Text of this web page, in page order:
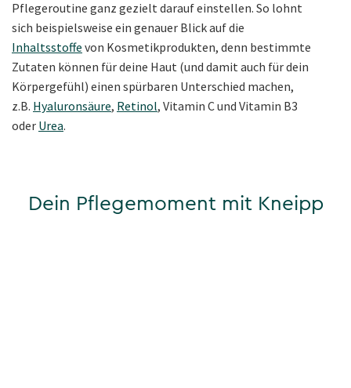
Pflegeroutine ganz gezielt darauf einstellen. So lohnt
sich beispielsweise ein genauer Blick auf die
Inhaltsstoffe von Kosmetikprodukten, denn bestimmte
Zutaten können für deine Haut (und damit auch für dein
Körpergefühl) einen spürbaren Unterschied machen,
z.B. Hyaluronsäure, Retinol, Vitamin C und Vitamin B3
oder Urea.
Dein Pflegemoment mit Kneipp